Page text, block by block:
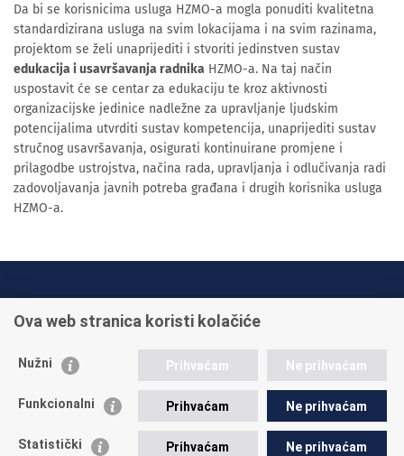
Da bi se korisnicima usluga HZMO-a mogla ponuditi kvalitetna
standardizirana usluga na svim lokacijama i na svim razinama,
projektom se želi unaprijediti i stvoriti jedinstven sustav
edukacija i usavršavanja radnika HZMO-a. Na taj način
uspostavit će se centar za edukaciju te kroz aktivnosti
organizacijske jedinice nadležne za upravljanje ljudskim
potencijalima utvrditi sustav kompetencija, unaprijediti sustav
stručnog usavršavanja, osigurati kontinuirane promjene i
prilagodbe ustrojstva, načina rada, upravljanja i odlučivanja radi
zadovoljavanja javnih potreba građana i drugih korisnika usluga
HZMO-a.
+385 1 45 95 011
Postavite pitanje
Ova web stranica koristi kolačiće
Nužni Prihvaćam Ne prihvaćam
Funkcionalni Prihvaćam Ne prihvaćam
Statistički Prihvaćam Ne prihvaćam